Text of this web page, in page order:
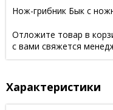
Нож-грибник Бык с
Отложите товар в
с вами свяжется
Характеристики